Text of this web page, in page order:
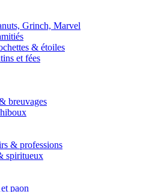
paon
Grinch, Marvel
& étoiles
et fées
breuvages
& professions
spiritueux